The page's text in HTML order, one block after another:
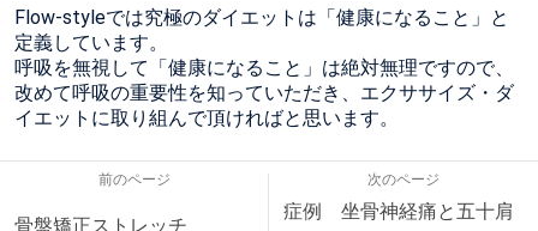
Flow-styleでは究極のダイエットは「健康になること」と
定義しています。
呼吸を無視して「健康になること」は絶対無理ですので、
改めて呼吸の重要性を知っていただき、エクササイズ・ダ
イエットに取り組んで頂ければと思います。
前のページ
骨盤矯正ストレッチ
次のページ
症例 坐骨神経痛と五十肩